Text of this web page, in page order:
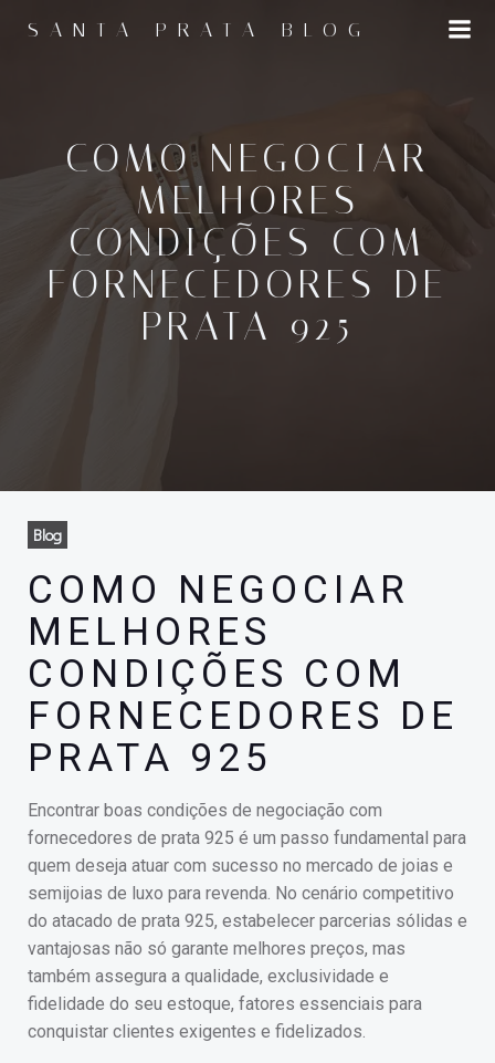
para
SANTA PRATA BLOG
COMO NEGOCIAR
MELHORES
CONDIÇÕES COM
FORNECEDORES DE
PRATA 925
Blog
COMO NEGOCIAR
MELHORES
CONDIÇÕES COM
FORNECEDORES DE
PRATA 925
Encontrar boas condições de negociação com
fornecedores de prata 925 é um passo fundamental para
quem deseja atuar com sucesso no mercado de joias e
semijoias de luxo para revenda. No cenário competitivo
do atacado de prata 925, estabelecer parcerias sólidas e
vantajosas não só garante melhores preços, mas
também assegura a qualidade, exclusividade e
fidelidade do seu estoque, fatores essenciais para
conquistar clientes exigentes e fidelizados.